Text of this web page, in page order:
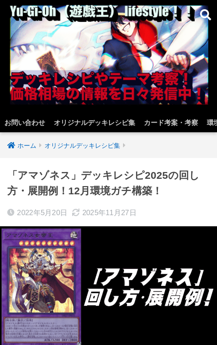
お問い合わせ オリジナルデッキレシピ集 カード考案・考察 環
ホーム オリジナルデッキレシピ集
「アマゾネス」デッキレシピ2025の回し
方・展開例！12月環境ガチ構築！
2022年5月20日 2025年11月27日